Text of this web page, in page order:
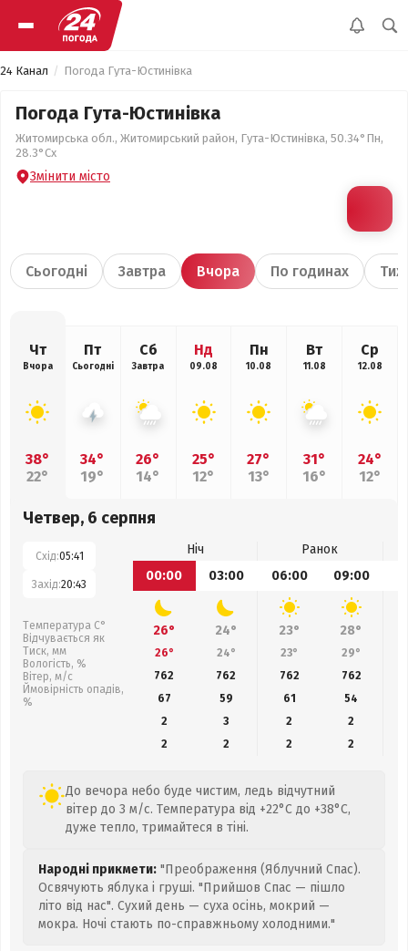
24 Канал Погода Гута-Юстинівка
Погода Гута-Юстинівка
Житомирська обл., Житомирський район, Гута-Юстинівка, 50.34°Пн,
28.3°Сх
Змінити місто
Сьогодні Завтра Вчора По годинах
Чт
Вчора
38°
22°
Пт
Сьогодні
34°
19°
Сб
Завтра
26°
14°
Нд
09.08
25°
12°
Пн
10.08
27°
13°
Вт
11.08
31°
16°
Ср
12.08
24°
12°
Четвер, 6 серпня
Схід:05:41
Захід:20:43
Температура С°
Відчувається як
Тиск, мм
Вологість, %
Вітер, м/с
Ймовірність опадів,
%
Ніч
Ранок
00:00
03:00 06:00 09:00
26° 24° 23° 28°
26° 24° 23° 29°
762
762 762 762
67
59 61 54
2
3 2
2
2
2 2 2
До вечора небо буде чистим, ледь відчутний
вітер до 3 м/с. Температура від +22°C до +38°C,
дуже тепло, тримайтеся в тіні.
Народні прикмети: "Преображення (Яблучний Спас).
Освячують яблука і груші. "Прийшов Спас — пішло
літо від нас". Сухий день — суха осінь, мокрий —
мокра. Ночі стають по-справжньому холодними."